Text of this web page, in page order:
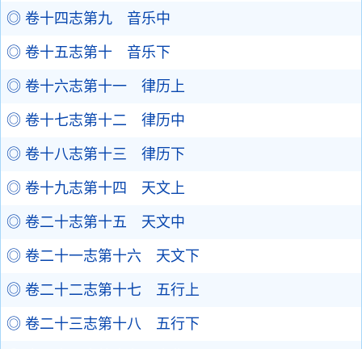
◎ 卷十四志第九 音乐中
◎ 卷十五志第十 音乐下
◎ 卷十六志第十一 律历上
◎ 卷十七志第十二 律历中
◎ 卷十八志第十三 律历下
◎ 卷十九志第十四 天文上
◎ 卷二十志第十五 天文中
◎ 卷二十一志第十六 天文下
◎ 卷二十二志第十七 五行上
◎ 卷二十三志第十八 五行下